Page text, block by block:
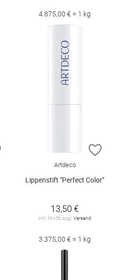
4.875,00 € = 1 kg
ZUR WUNSCHLISTE HINZUFÜGEN
ZUR
Artdeco
Lippenstift "Perfect Color"
13,50 €
inkl. MwSt. zzgl. Versand
3.375,00 € = 1 kg